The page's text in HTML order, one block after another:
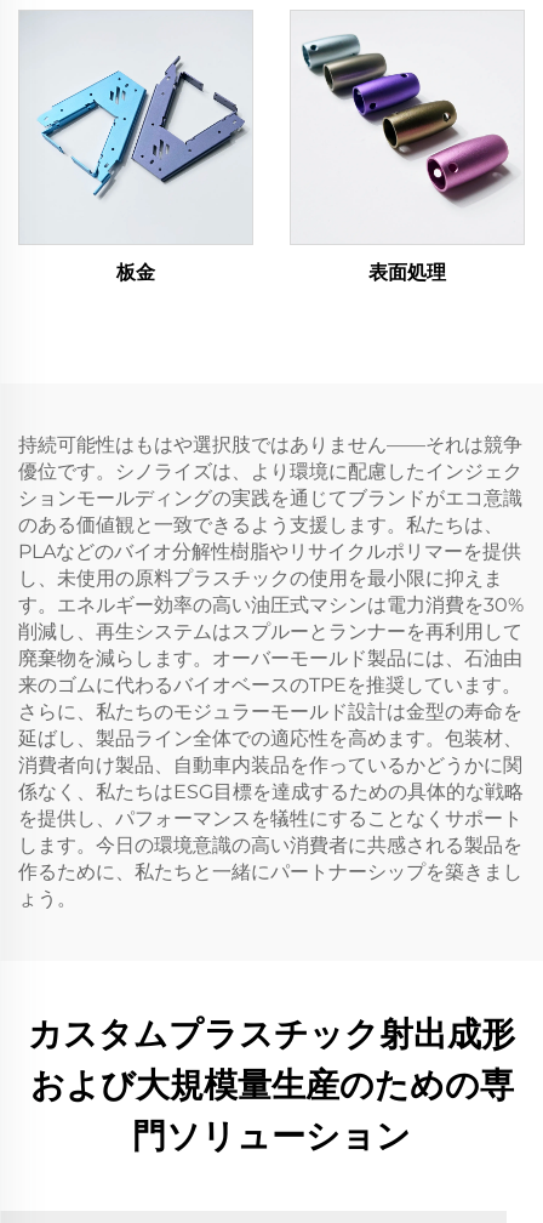
板金 表面処理
持続可能性はもはや選択肢ではありません——それは競争
優位です。シノライズは、より環境に配慮したインジェク
ションモールディングの実践を通じてブランドがエコ意識
のある価値観と一致できるよう支援します。私たちは、
PLAなどのバイオ分解性樹脂やリサイクルポリマーを提供
し、未使用の原料プラスチックの使用を最小限に抑えま
す。エネルギー効率の高い油圧式マシンは電力消費を30%
削減し、再生システムはスプルーとランナーを再利用して
廃棄物を減らします。オーバーモールド製品には、石油由
来のゴムに代わるバイオベースのTPEを推奨しています。
さらに、私たちのモジュラーモールド設計は金型の寿命を
延ばし、製品ライン全体での適応性を高めます。包装材、
消費者向け製品、自動車内装品を作っているかどうかに関
係なく、私たちはESG目標を達成するための具体的な戦略
を提供し、パフォーマンスを犠牲にすることなくサポート
します。今日の環境意識の高い消費者に共感される製品を
作るために、私たちと一緒にパートナーシップを築きまし
ょう。
カスタムプラスチック射出成形
および大規模量生産のための専
門ソリューション